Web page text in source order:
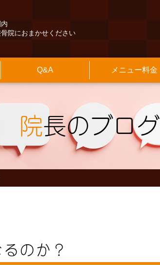
院におまかせください
Q&A メニュー料金
院長のブログ
院長のブログ
のか？